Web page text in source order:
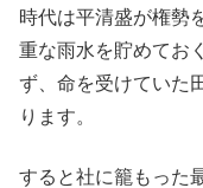
時代は平清盛が権勢
重な雨水を貯めてお
ず、命を受けていた
ります。
すると社に籠もった